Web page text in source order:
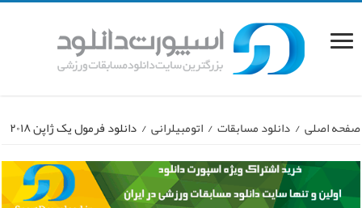
صفحه اصلی / دانلود مسابقات / اتومبیلرانی / دانلود فرمول یک ژاپن ۲۰۱۸